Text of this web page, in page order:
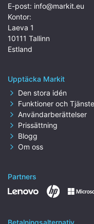
E-post: info@markit.eu
Kontor:
Laeva 1
10111 Tallinn
Estland
Upptäcka Markit
Den stora idén
Funktioner och
Användarberättelser
Prissättning
Blogg
Om oss
Partners
Betalningsalternativ